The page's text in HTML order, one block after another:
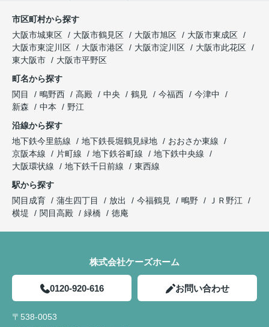
市区町村から探す
大阪市城東区
大阪市鶴見区 大阪市旭区
大阪市東成区
大阪市東淀川区
大阪市港区 大阪市淀川区
大阪市此花区
東大阪市
大阪市平野区
町名から探す
関目
鴫野西 高殿 中央 鶴見 今福西
今津中
新森
中本
野江
沿線から探す
地下鉄今里筋線
地下鉄長堀鶴見緑地
おおさか東線
京阪本線
片町線 地下鉄谷町線
地下鉄中央線
大阪環状線
地下鉄千日前線
東西線
駅から探す
関目成育
蒲生四丁目 放出 今福鶴見 鴫野
ＪＲ野江
横堤
関目高殿 緑橋 徳庵
株式会社ケーズホーム
0120-920-616 お問い合わせ
〒538-0053